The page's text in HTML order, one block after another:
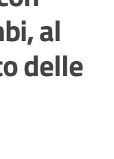
al
delle